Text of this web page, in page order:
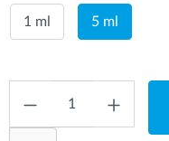
1 ml 5 ml